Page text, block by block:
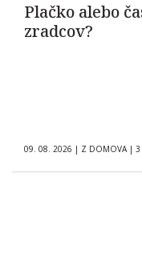
Plačko alebo
zradcov?
09. 08. 2026 | Z DOMOVA |